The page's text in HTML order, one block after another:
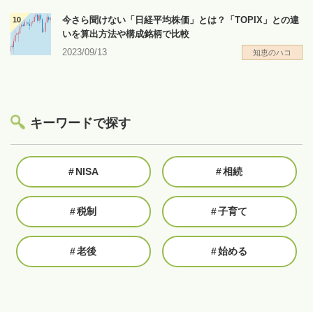
今さら聞けない「日経平均株価」とは？「TOPIX」との違
いを算出方法や構成銘柄で比較
2023/09/13
知恵のハコ
キーワードで探す
#NISA #相続
#税制 #子育て
#老後 #始める